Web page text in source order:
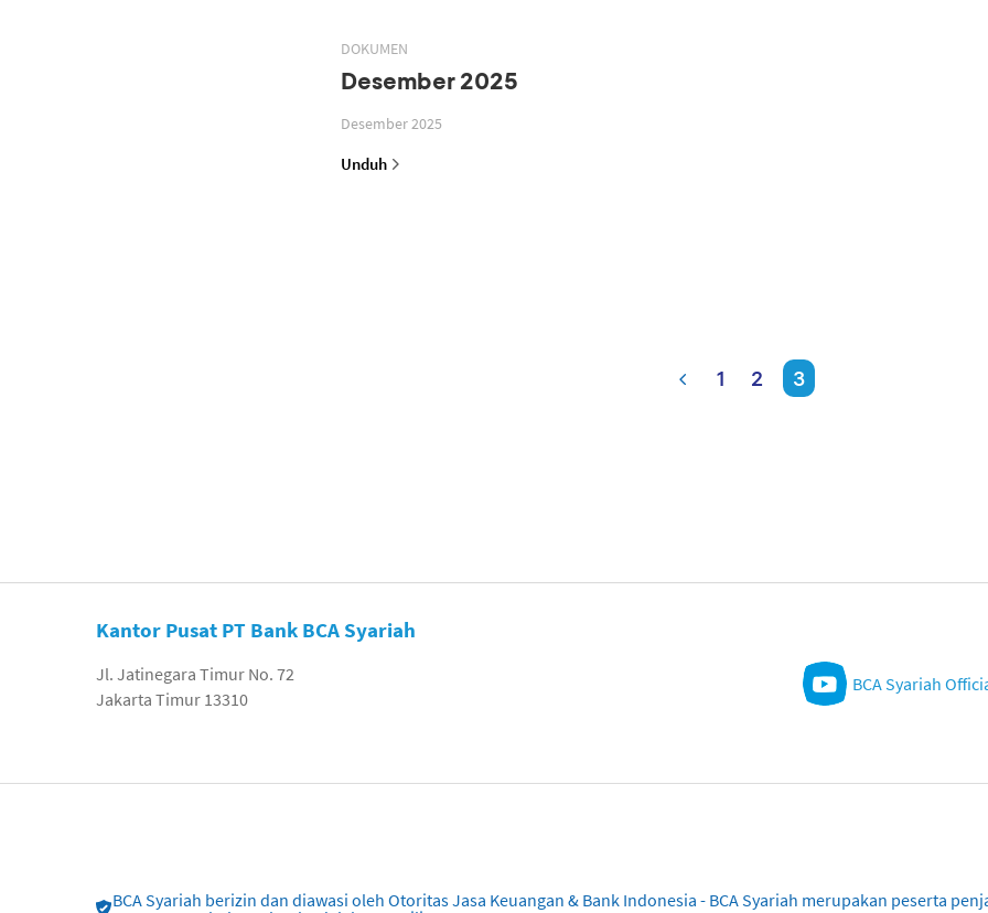
DOKUMEN
Desember 2025
Desember 2025
Unduh
1 2 3
Kantor Pusat PT Bank BCA Syariah
Jl. Jatinegara Timur No. 72
Jakarta Timur 13310
BCA Syariah
BCA Syariah berizin dan diawasi oleh Otoritas Jasa Keuangan & Bank Indonesia - BCA Syariah merupakan peserta